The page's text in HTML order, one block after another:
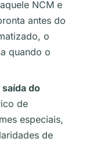
NCM e
antes do
o
quando o
do
de
especiais,
de